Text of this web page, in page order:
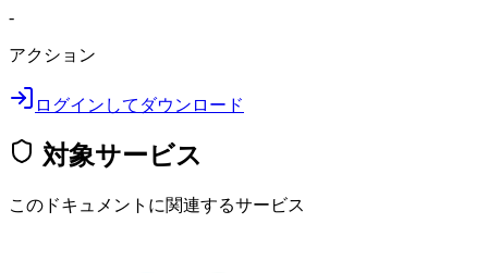
-
アクション
ログインしてダウンロード
対象サービス
このドキュメントに関連するサービス